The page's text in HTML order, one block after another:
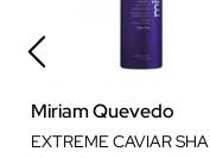
Miriam Quevedo